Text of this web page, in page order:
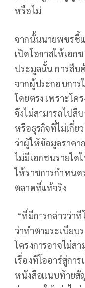
หรือไม่
จากนั้นนายพชรชี้แ
เปิดโอกาสให้เอก
ประมูลนั้น การสืบ
จากผู้ประกอบการ
โดยตรง เพราะโ
จึงไม่สามารถไปสื
หรือธุรกิจที่ไม่เกี่
ว่าผู้ให้ข้อมูลราคา
ไม่มีเอกชนรายใด
ให้ราชการกำหนด
ตลาดที่แท้จริง
“ที่มีการกล่าวว่า
ว่าทำตามระเบียบ
โครงการอาจไม่ส
เรื่องทีโออาร์สู่กา
หนังสือแนบท้ายสั